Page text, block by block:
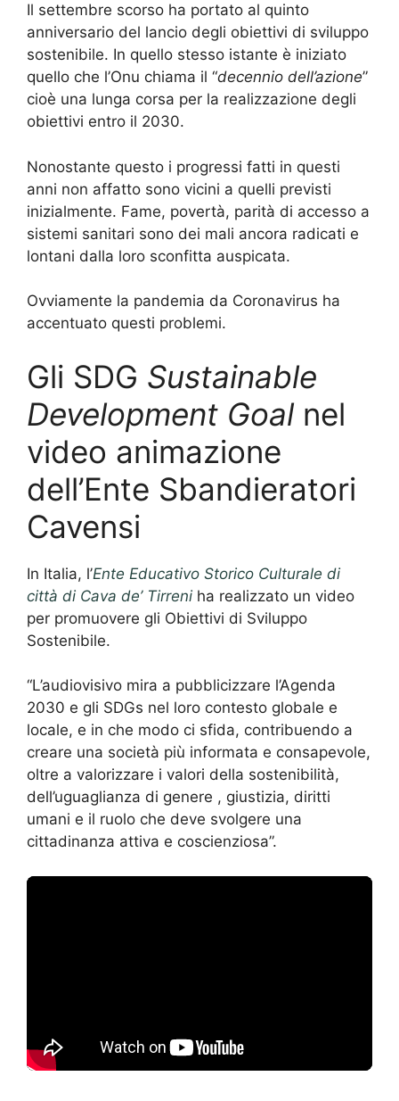
Il settembre scorso ha portato al quinto
anniversario del lancio degli obiettivi di sviluppo
sostenibile. In quello stesso istante è iniziato
quello che l’Onu chiama il “decennio dell’azione”
cioè una lunga corsa per la realizzazione degli
obiettivi entro il 2030.
Nonostante questo i progressi fatti in questi
anni non affatto sono vicini a quelli previsti
inizialmente. Fame, povertà, parità di accesso a
sistemi sanitari sono dei mali ancora radicati e
lontani dalla loro sconfitta auspicata.
Ovviamente la pandemia da Coronavirus ha
accentuato questi problemi.
Gli SDG Sustainable
Development Goal nel
video animazione
dell’Ente Sbandieratori
Cavensi
In Italia, l’Ente Educativo Storico Culturale di
città di Cava de’ Tirreni ha realizzato un video
per promuovere gli Obiettivi di Sviluppo
Sostenibile.
“L’audiovisivo mira a pubblicizzare l’Agenda
2030 e gli SDGs nel loro contesto globale e
locale, e in che modo ci sfida, contribuendo a
creare una società più informata e consapevole,
oltre a valorizzare i valori della sostenibilità,
dell’uguaglianza di genere , giustizia, diritti
umani e il ruolo che deve svolgere una
cittadinanza attiva e coscienziosa”.